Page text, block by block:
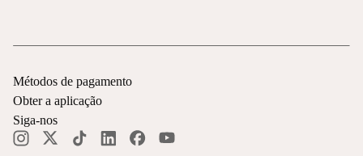
Métodos de pagamento
Obter a aplicação
Siga-nos